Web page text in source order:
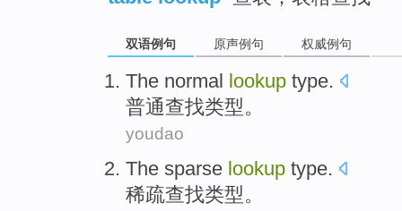
双语例句 原声例句 权威例句
The normal lookup type.
普通查找类型。
youdao
The sparse lookup type.
稀疏查找类型。